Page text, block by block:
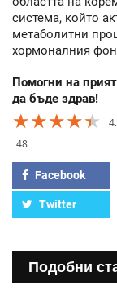
система, който
метаболитни
хормоналния
Помогни на
да бъде здрав!
★★★★★
★★★★★
★★★★★
48
Facebook
Twitter
Подобни